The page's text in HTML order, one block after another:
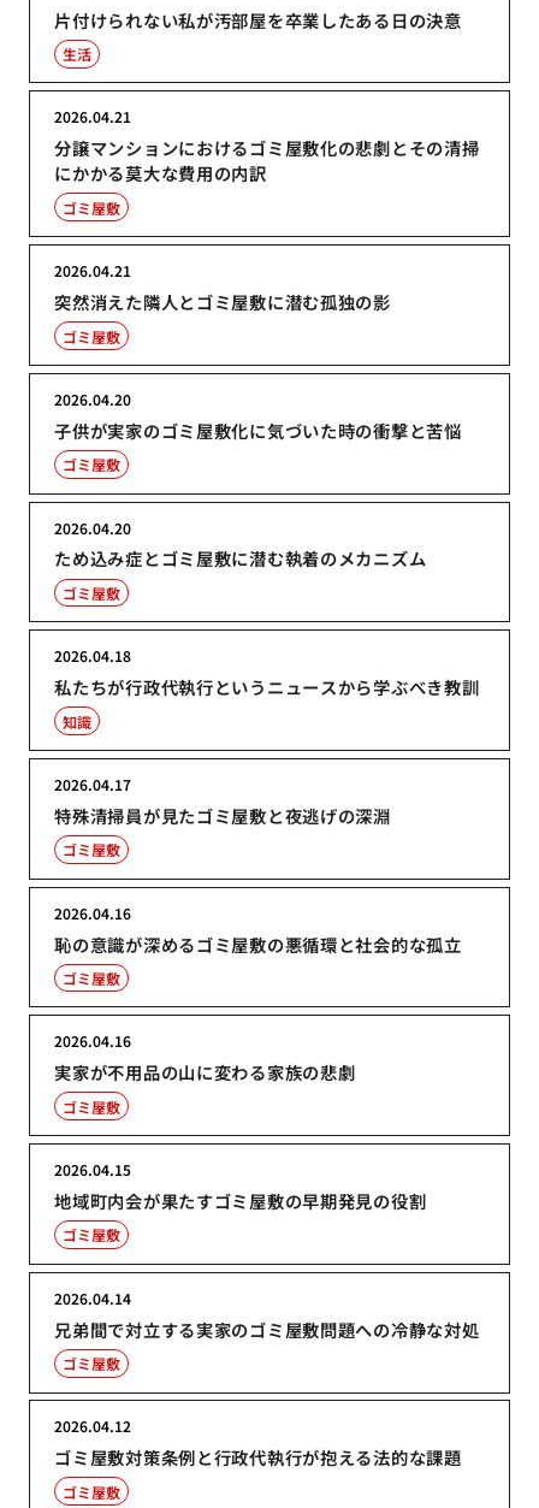
片付けられない私が汚部屋を卒業したある日の決意
生活
分譲マンションにおけるゴミ屋敷化の悲劇とその清掃
にかかる莫大な費用の内訳
2026.04.21
ゴミ屋敷
突然消えた隣人とゴミ屋敷に潜む孤独の影
2026.04.21
ゴミ屋敷
子供が実家のゴミ屋敷化に気づいた時の衝撃と苦悩
2026.04.20
ゴミ屋敷
ため込み症とゴミ屋敷に潜む執着のメカニズム
2026.04.20
ゴミ屋敷
私たちが行政代執行というニュースから学ぶべき教訓
2026.04.18
知識
特殊清掃員が見たゴミ屋敷と夜逃げの深淵
2026.04.17
ゴミ屋敷
恥の意識が深めるゴミ屋敷の悪循環と社会的な孤立
2026.04.16
ゴミ屋敷
実家が不用品の山に変わる家族の悲劇
2026.04.16
ゴミ屋敷
地域町内会が果たすゴミ屋敷の早期発見の役割
2026.04.15
ゴミ屋敷
兄弟間で対立する実家のゴミ屋敷問題への冷静な対処
2026.04.14
ゴミ屋敷
ゴミ屋敷対策条例と行政代執行が抱える法的な課題
2026.04.12
ゴミ屋敷